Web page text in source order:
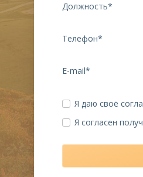
Должность*
Телефон*
E-mail*
Я даю своё
Я согласен